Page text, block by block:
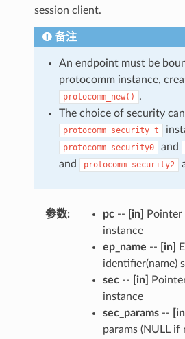
session client.
备注
An endpoint must be
protocomm instance,
protocomm_new()
.
The choice of security
protocomm_security_t
protocomm_security0 and
and protocomm_security2
参数: pc-- [in]
instance
ep_name -- [in]
identifier(name)
sec-- [in]
instance
sec_params-- [in]
params (NULL if